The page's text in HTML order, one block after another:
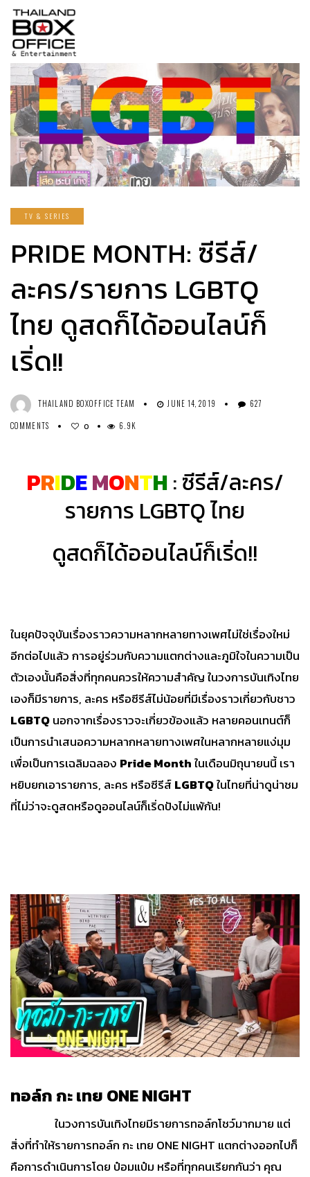
TV & SERIES
PRIDE MONTH: ซีรีส์/
ละคร/รายการ LGBTQ
ไทย ดูสดก็ได้ออนไลน์ก็
เริ่ด!!
THAILAND BOXOFFICE TEAM JUNE 14, 2019
627
COMMENTS
0 6.9K
PRIDEMONTH: ซีรีส์/ละคร/
รายการ LGBTQ ไทย
ดูสดก็ได้ออนไลน์ก็เริ่ด!!
ในยุคปัจจุบันเรื่องราวความหลากหลายทางเพศไม่ใช่เรื่องใหม่
อีกต่อไปแล้ว การอยู่ร่วมกับความแตกต่างและภูมิใจในความเป็น
ตัวเองนั้นคือสิ่งที่ทุกคนควรให้ความสำคัญ ในวงการบันเทิงไทย
เองก็มีรายการ, ละคร หรือซีรีส์ไม่น้อยที่มีเรื่องราวเกี่ยวกับชาว
LGBTQนอกจากเรื่องราวจะเกี่ยวข้องแล้ว หลายคอนเทนต์ก็
เป็นการนำเสนอความหลากหลายทางเพศในหลากหลายแง่มุม
เพื่อเป็นการเฉลิมฉลอง Pride Monthในเดือนมิถุนายนนี้ เรา
หยิบยกเอารายการ, ละคร หรือซีรีส์LGBTQในไทยที่น่าดูน่าชม
ที่ไม่ว่าจะดูสดหรือดูออนไลน์ก็เริ่ดปังไม่แพ้กัน!
ทอล์ก กะ เทย ONE NIGHT
ในวงการบันเทิงไทยมีรายการทอล์กโชว์มากมาย แต่
สิ่งที่ทำให้รายการทอล์ก กะ เทย ONE NIGHT แตกต่างออกไปก็
คือการดำเนินการโดย ป๋อมแป๋ม หรือที่ทุกคนเรียกกันว่า คุณ